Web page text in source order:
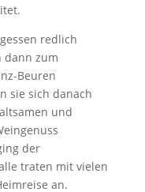
redlich
dann zum
Beuren
sie sich danach
und
der
traten mit vielen
an.